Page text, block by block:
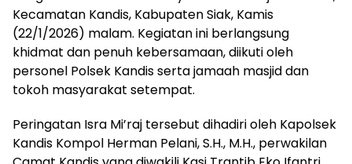
Kecamatan Kandis, Kabupaten Siak, Kamis
(22/1/2026) malam. Kegiatan ini berlangsung
khidmat dan penuh kebersamaan, diikuti oleh
personel Polsek Kandis serta jamaah masjid dan
tokoh masyarakat setempat.
Peringatan Isra Mi’raj tersebut dihadiri oleh Kapolsek
Kandis Kompol Herman Pelani, S.H., M.H., perwakilan